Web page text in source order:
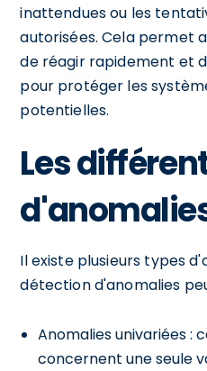
inattendues ou les
autorisées. Cela permet
de réagir rapidement et
pour protéger les
potentielles.
Les
Il existe plusieurs types
détection d'anomalies
Anomalies univariées :
concernent une seule